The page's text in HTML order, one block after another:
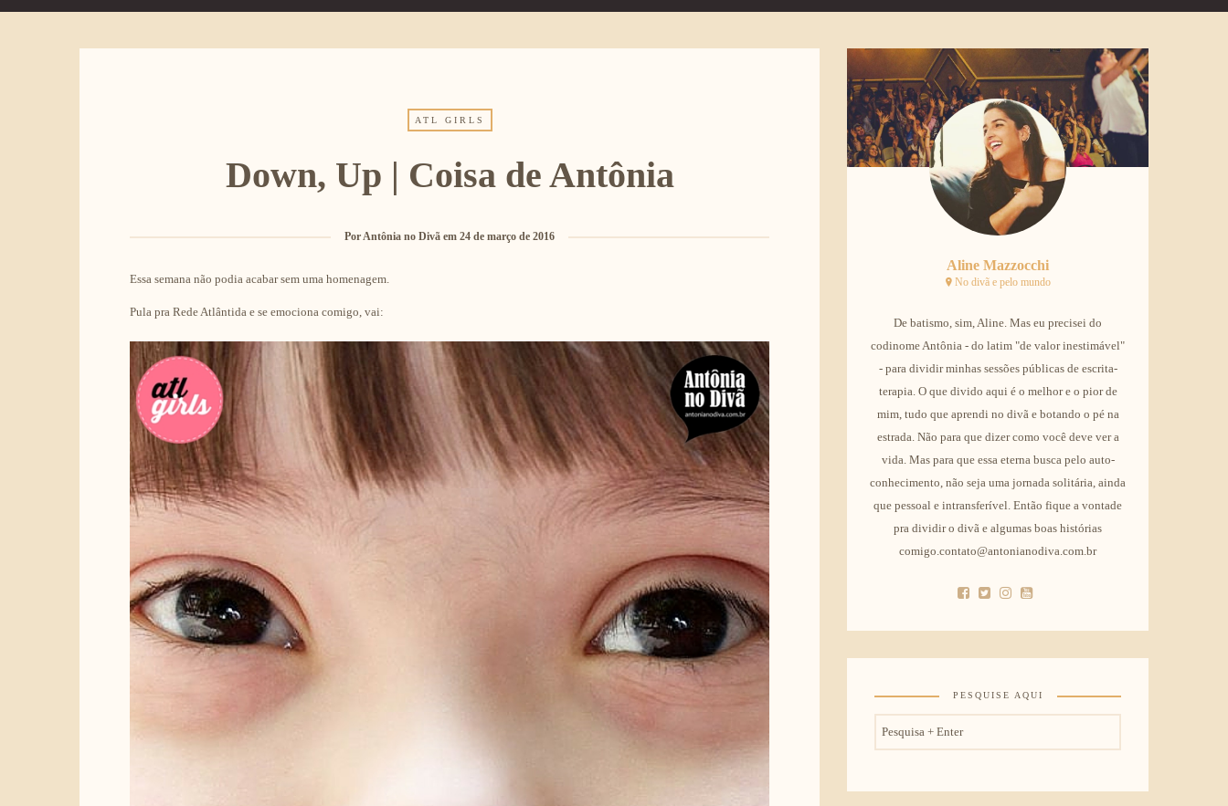
ATL GIRLS
Down, Up | Coisa de Antônia
PorAntônia no Divã em 24 de março de 2016
Essa semana não podia acabar sem uma homenagem.
Pula pra Rede Atlântida e se emociona comigo, vai:
Aline Mazzocchi
No divã e pelo mundo
De batismo, sim, Aline. Mas eu precisei do
codinome Antônia - do latim "de valor inestimável"
- para dividir minhas sessões públicas de escrita-
terapia. O que divido aqui é o melhor e o pior de
mim, tudo que aprendi no divã e botando o pé na
estrada. Não para que dizer como você deve ver a
vida. Mas para que essa eterna busca pelo auto-
conhecimento, não seja uma jornada solitária, ainda
que pessoal e intransferível. Então fique a vontade
pra dividir o divã e algumas boas histórias
comigo.contato@antonianodiva.com.br
PESQUISE AQUI